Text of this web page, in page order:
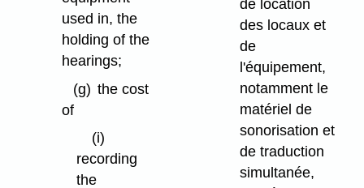
used in, the
holding of the
hearings;
(g) the cost
of
(i)
recording
the
de location
des locaux et
de
l'équipement,
notamment le
matériel de
sonorisation et
de traduction
simultanée,